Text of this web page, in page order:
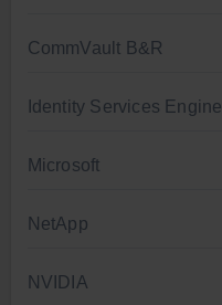
CommVault B&R
Identity Services Engine
Microsoft
NetApp
NVIDIA